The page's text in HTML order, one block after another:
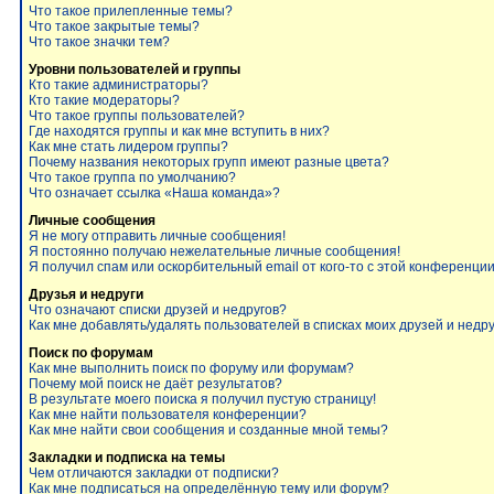
Что такое прилепленные темы?
Что такое закрытые темы?
Что такое значки тем?
Уровни пользователей и группы
Кто такие администраторы?
Кто такие модераторы?
Что такое группы пользователей?
Где находятся группы и как мне вступить в них?
Как мне стать лидером группы?
Почему названия некоторых групп имеют разные цвета?
Что такое группа по умолчанию?
Что означает ссылка «Наша команда»?
Личные сообщения
Я не могу отправить личные сообщения!
Я постоянно получаю нежелательные личные сообщения!
Я получил спам или оскорбительный email от кого-то с этой
Друзья и недруги
Что означают списки друзей и недругов?
Как мне добавлять/удалять пользователей в списках моих друзей и
Поиск по форумам
Как мне выполнить поиск по форуму или форумам?
Почему мой поиск не даёт результатов?
В результате моего поиска я получил пустую страницу!
Как мне найти пользователя конференции?
Как мне найти свои сообщения и созданные мной темы?
Закладки и подписка на темы
Чем отличаются закладки от подписки?
Как мне подписаться на определённую тему или форум?